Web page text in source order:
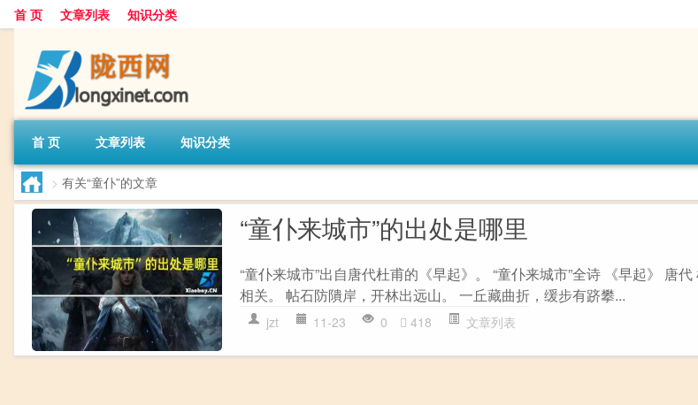
首 页 文章列表 知识分类
首 页 文章列表 知识分类
> 有关“童仆”的文章
“童仆来城市”的出处是哪里
“童仆来城市”出自唐代杜甫的《早起》。 “童仆来城市”全诗 《早起》 唐
相关。 帖石防隤岸，开林出远山。 一丘藏曲折，缓步有跻攀...
jzt 11-23 0 418 文章列表